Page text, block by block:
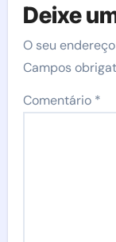
Deixe
O seu
Campos
Comentário *